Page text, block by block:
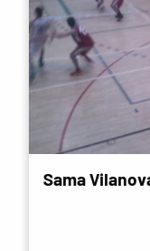
Sama